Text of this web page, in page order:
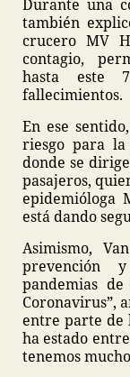
Durante una
también
crucero MV
contagio,
hasta este
fallecimientos.
En ese
riesgo para la
donde se
pasajeros,
epidemióloga
está dando
Asimismo,
prevención
pandemias
Coronavirus”,
entre parte de
ha estado
tenemos